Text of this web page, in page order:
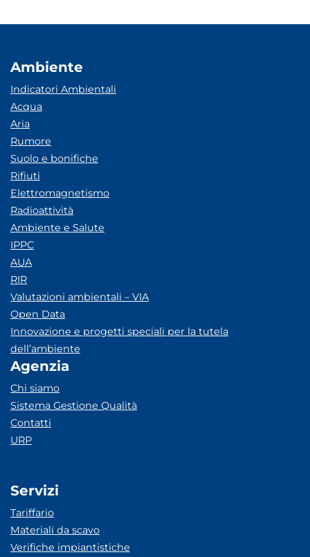
Ambiente
Indicatori Ambientali
Acqua
Aria
Rumore
Suolo e bonifiche
Rifiuti
Elettromagnetismo
Radioattività
Ambiente e Salute
IPPC
AUA
RIR
Valutazioni ambientali – VIA
Open Data
Innovazione e progetti speciali per la tutela
dell’ambiente
Agenzia
Chi siamo
Sistema Gestione Qualità
Contatti
URP
Servizi
Tariffario
Materiali da scavo
Verifiche impiantistiche